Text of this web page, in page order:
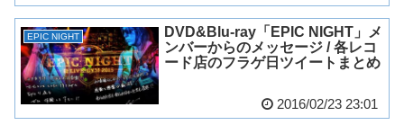
EPIC NIGHT
DVD&Blu-ray「EPIC NIGHT」メ
ンバーからのメッセージ / 各レコ
ード店のフラゲ日ツイートまとめ
2016/02/23 23:01